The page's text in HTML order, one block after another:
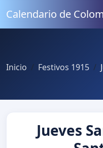
Calendario de
Inicio Festivos 1915
Jueves